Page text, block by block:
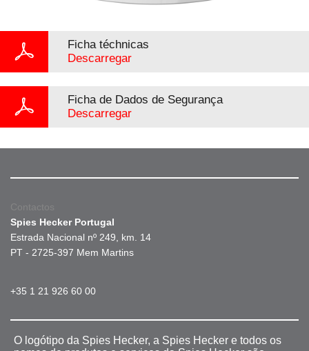
Ficha téchnicas
Descarregar
Ficha de Dados de Segurança
Descarregar
Contactos
Spies Hecker Portugal
Estrada Nacional nº 249, km. 14
PT - 2725-397 Mem Martins
+35 1 21 926 60 00
O logótipo da Spies Hecker, a Spies Hecker e todos os